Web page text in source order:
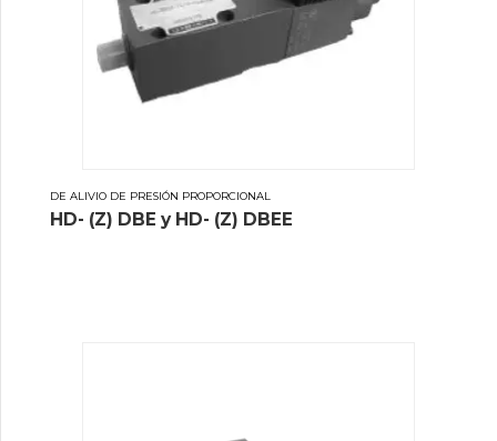
DE ALIVIO DE PRESIÓN PROPORCIONAL
HD- (Z) DBE y HD- (Z) DBEE